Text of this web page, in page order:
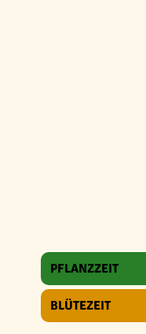
PFLANZZEIT
BLÜTEZEIT